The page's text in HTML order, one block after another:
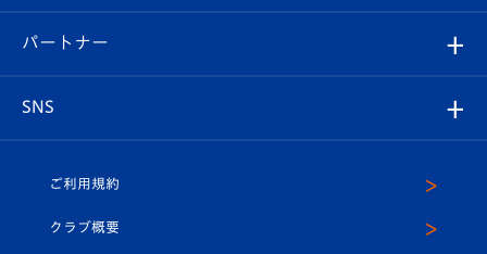
メディア
ホームタウン
マスコット紹介
ヴィヴィくんの長崎おもてなしガイド
スタジアムグルメ
V-LOVERS（ファンクラブ）
プレイヤーズスイート
店舗情報
育成からのお知らせ
U-18
パートナー
SNS
ヴィヴィくんインスタグラム
ご利用規約
クラブ概要